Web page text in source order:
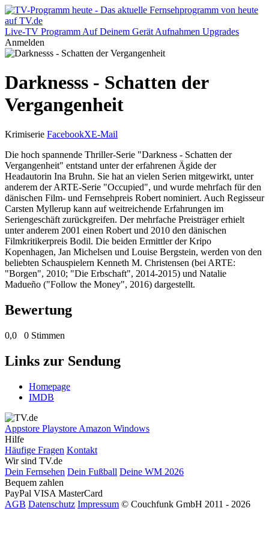
Live-TV Programm Auf Deinem Gerät Aufnahmen Upgrades
Anmelden
Darknesss - Schatten der
Vergangenheit
Krimiserie FacebookXE-Mail
Die hoch spannende Thriller-Serie "Darkness - Schatten der
Vergangenheit" entstand unter der erfahrenen Ägide der
Headautorin Ina Bruhn. Sie hat an vielen Serien mitgewirkt, unter
anderem der ARTE-Serie "Occupied", und wurde mehrfach für den
dänischen Film- und Fernsehpreis Robert nominiert. Auch Regisseur
Carsten Myllerup kann auf weitreichende Erfahrungen im
Seriengeschäft zurückgreifen. Der mehrfache Preisträger erhielt
unter anderem 2001 einen Robert und 2010 den dänischen
Filmkritikerpreis Bodil. Die beiden Ermittler der Kripo
Kopenhagen, Jan Michelsen und Louise Bergstein, werden von den
beliebten Schauspielern Kenneth M. Christensen (bei ARTE:
"Borgen", 2010; "Die Erbschaft", 2014-2015) und Natalie
Madueño ("Follow the Money", 2016) dargestellt.
Bewertung
0,0 0 Stimmen
Links zur Sendung
Homepage
IMDB
Appstore Playstore Amazon Windows
Hilfe
Häufige Fragen Kontakt
Wir sind TV.de
Dein Fernsehen Dein Fußball Deine WM 2026
Bequem zahlen
PayPal VISA MasterCard
AGB Datenschutz Impressum © Couchfunk GmbH 2011 - 2026